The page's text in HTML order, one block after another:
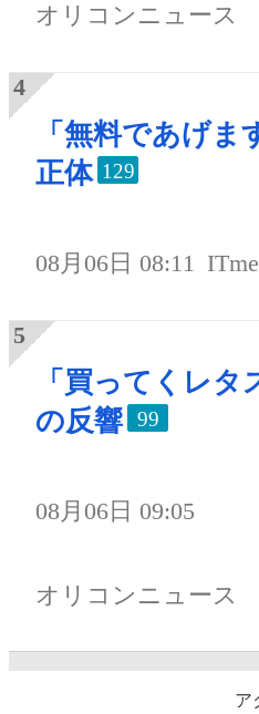
オリコンニュース
「無料であげま
正体 129
08月06日 08:11
「買ってくレタ
の反響
99
08月06日 09:05
オリコンニュース
ア